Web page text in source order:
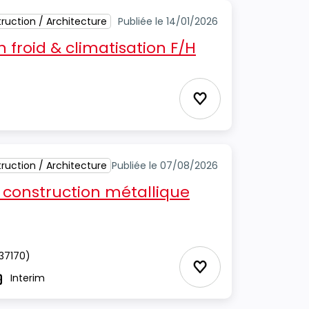
/ Architecture Publiée le 14/01/2026
froid & climatisation F/H
Ajouter aux
/ Architecture Publiée le 07/08/2026
métallique
Interim Ajouter aux